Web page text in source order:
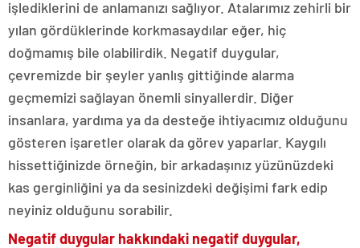
işlediklerini de anlamanızı sağlıyor. Atalarımız zehirli bir
yılan gördüklerinde korkmasaydılar eğer, hiç
doğmamış bile olabilirdik. Negatif duygular,
çevremizde bir şeyler yanlış gittiğinde alarma
geçmemizi sağlayan önemli sinyallerdir. Diğer
insanlara, yardıma ya da desteğe ihtiyacımız olduğunu
gösteren işaretler olarak da görev yaparlar. Kaygılı
hissettiğinizde örneğin, bir arkadaşınız yüzünüzdeki
kas gerginliğini ya da sesinizdeki değişimi fark edip
neyiniz olduğunu sorabilir.
Negatif duygular hakkındaki negatif duygular,